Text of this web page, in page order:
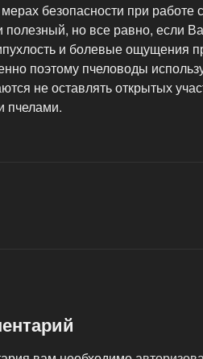
безопасности при работе
полезный, но все равно, если
и болевые ощущения
поэтому пчеловоды
не оставлять открытых
пчелами.